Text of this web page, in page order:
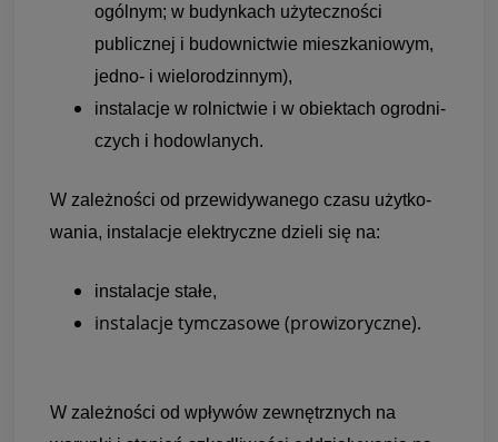
ogól­nym; w budyn­kach uży­tecz­no­ści
publicz­nej i budow­nic­twie miesz­ka­nio­wym,
jedno- i wie­lo­ro­dzin­nym),
insta­la­cje w rol­nic­twie i w obiek­tach ogrod­ni­
czych i hodow­la­nych.
W zależ­no­ści od prze­wi­dy­wa­nego czasu użyt­ko­
wa­nia, insta­la­cje elek­tryczne dzieli się na:
insta­la­cje stałe,
insta­la­cje tym­cza­sowe (pro­wi­zo­ryczne).
W zależ­no­ści od wpły­wów zewnętrz­nych na